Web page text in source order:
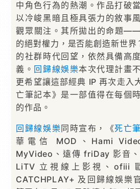
中角色行為的熱潮。作品打破
以冷峻黑暗且極具張力的敘事
觀眾關注。其所拋出的命題
的絕對權力，是否能創造新世
的社群時代回望，依然具備高
義。 回歸線娛樂本次代理計畫
更希望讓這部經典 IP 再次走入
亡筆記本》是一部值得在每個
的作品。
回歸線娛樂同時宣布，《死亡
華電信 MOD、Hami
MyVideo、遠傳 friDay 影音、
LiTV 立視線上影視、ofiii
CATCHPLAY+ 及回歸線娛樂